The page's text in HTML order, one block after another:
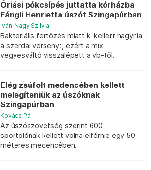
Óriási pókcsípés juttatta kórházba
Fángli Henrietta úszót Szingapúrban
Iván-Nagy Szilvia
Bakteriális fertőzés miatt ki kellett hagynia
a szerdai versenyt, ezért a mix
vegyesváltó visszalépett a vb-től.
Elég zsúfolt medencében kellett
melegíteniük az úszóknak
Szingapúrban
Kovács Pál
Az úszószövetség szerint 600
sportolónak kellett volna elférnie egy 50
méteres medencében.